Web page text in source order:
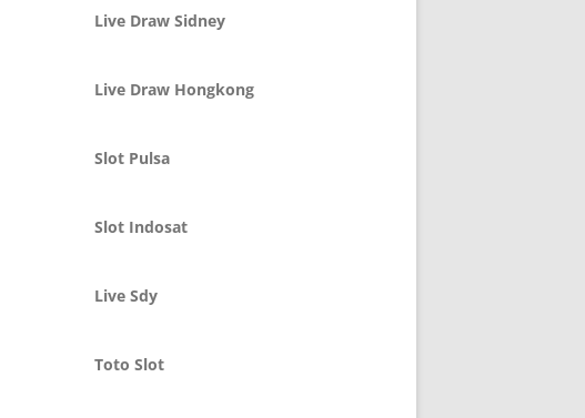
Live Draw Sidney
Live Draw Hongkong
Slot Pulsa
Slot Indosat
Live Sdy
Toto Slot